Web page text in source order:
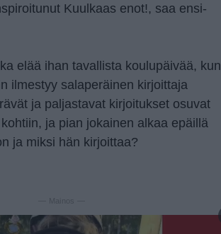
Kuulkaas enot!, saa ensi-
elää ihan tavallista koulupäivää, kun
ilmestyy salaperäinen kirjoittaja
ja paljastavat kirjoitukset osuvat
ja pian jokainen alkaa epäillä
ja miksi hän kirjoittaa?
— Mainos —